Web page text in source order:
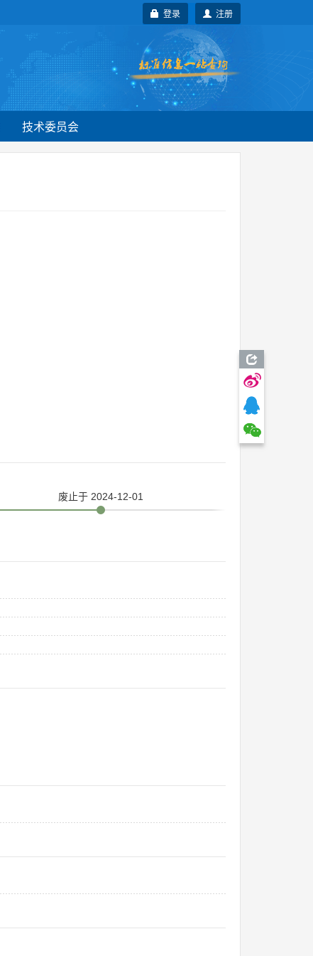
注册
登录
技术委员会
废止于 2024-12-01